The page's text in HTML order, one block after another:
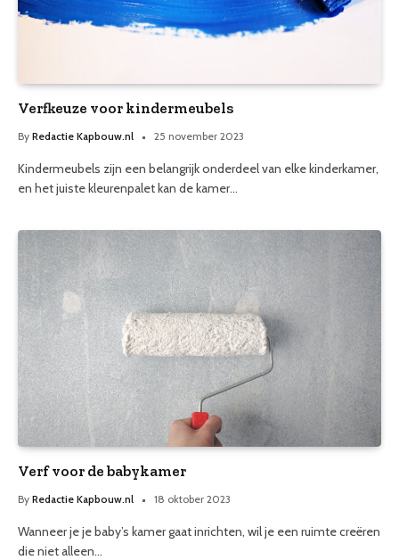
Verfkeuze voor kindermeubels
By Redactie Kapbouw.nl 25 november 2023
Kindermeubels zijn een belangrijk onderdeel van elke kinderkamer,
en het juiste kleurenpalet kan de kamer…
Verf voor de babykamer
By Redactie Kapbouw.nl 18 oktober 2023
Wanneer je je baby’s kamer gaat inrichten, wil je een ruimte creëren
die niet alleen…